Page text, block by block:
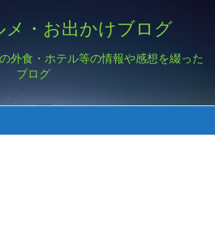
メ・お出かけブログ
外食・ホテル等の情報や感想を綴った
ブログ